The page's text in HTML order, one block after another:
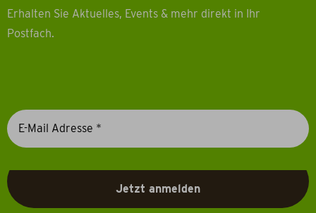
Erhalten Sie Aktuelles, Events & mehr direkt in Ihr
Postfach.